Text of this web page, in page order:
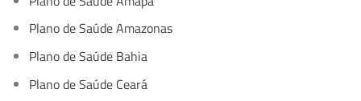
Plano de Saúde Amazonas
Plano de Saúde Bahia
Plano de Saúde Ceará